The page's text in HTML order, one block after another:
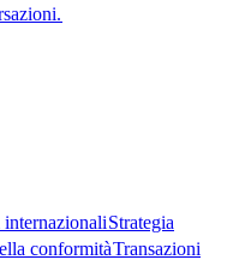
internazionali​​Strategia
conformità​​Transazioni